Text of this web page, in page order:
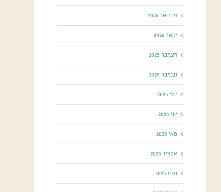
פברואר 2026
ינואר 2026
דצמבר 2025
נובמבר 2025
יולי 2025
יוני 2025
מאי 2025
אפריל 2025
מרץ 2025